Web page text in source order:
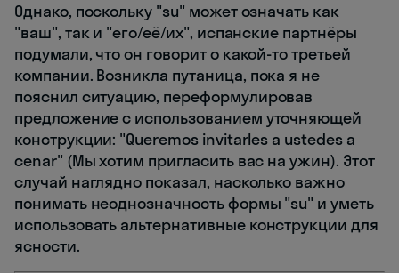
Однако, поскольку "su" может означать как
"ваш", так и "его/её/их", испанские партнёры
подумали, что он говорит о какой-то третьей
компании. Возникла путаница, пока я не
пояснил ситуацию, переформулировав
предложение с использованием уточняющей
конструкции: "Queremos invitarles a ustedes a
cenar" (Мы хотим пригласить вас на ужин). Этот
случай наглядно показал, насколько важно
понимать неоднозначность формы "su" и уметь
использовать альтернативные конструкции для
ясности.